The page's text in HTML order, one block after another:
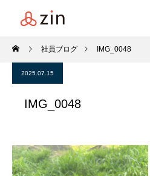
社員ブログ IMG_0048
2025.07.15
IMG_0048